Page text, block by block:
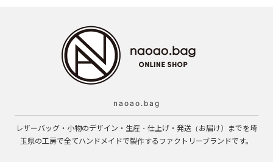
naoao.bag
レザーバッグ・小物のデザイン・生産・仕上げ・発送（お届け）までを埼
玉県の工房で全てハンドメイドで製作するファクトリーブランドです。